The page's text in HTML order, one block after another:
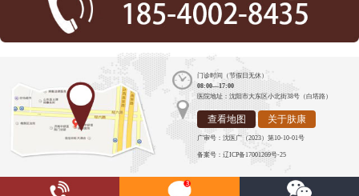
门诊时间（节假日无休）
08:00—17:00
医院地址：沈阳市大东区小北街38号（白塔路）
查看地图 关于肤康
广审号：沈医广（2023）第10-10-01号
备案号：辽ICP备17001269号-25